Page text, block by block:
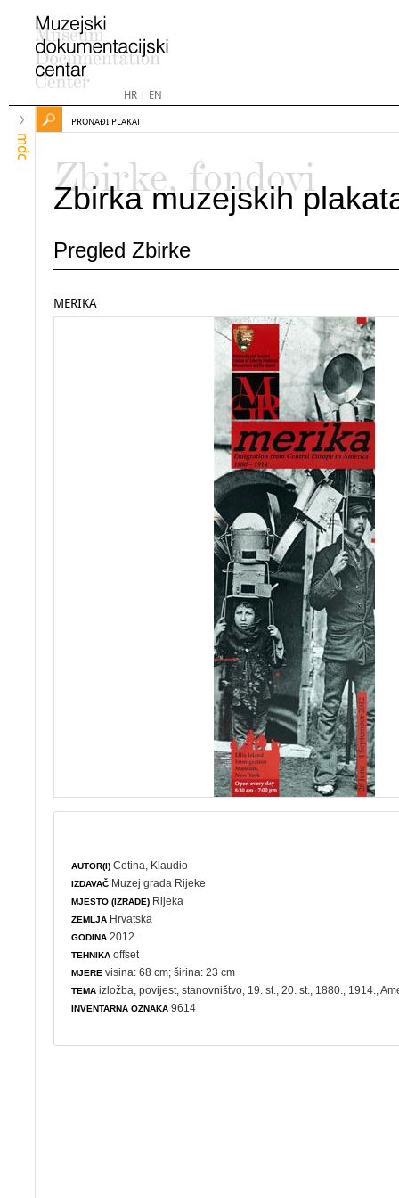
HR| EN
mdc
PRONAĐI PLAKAT
Zbirke, fondovi
Zbirka muzejskih
Pregled Zbirke
MERIKA
AUTOR(I) Cetina, Klaudio
IZDAVAČ Muzej grada Rijeke
MJESTO (IZRADE) Rijeka
ZEMLJA Hrvatska
GODINA 2012.
TEHNIKA offset
MJERE visina: 68 cm; širina: 23 cm
TEMA izložba ,povijest ,stanovništvo , 19. st., 20. st., 1880., 1914.,
INVENTARNA OZNAKA 9614